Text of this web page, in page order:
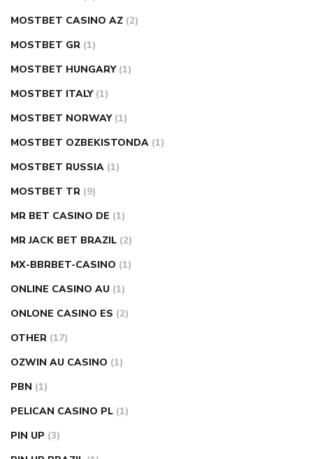
MOSTBET CASINO AZ (2)
MOSTBET GR (1)
MOSTBET HUNGARY (1)
MOSTBET ITALY (1)
MOSTBET NORWAY (1)
MOSTBET OZBEKISTONDA (1)
MOSTBET RUSSIA (1)
MOSTBET TR (9)
MR BET CASINO DE (1)
MR JACK BET BRAZIL (2)
MX-BBRBET-CASINO (1)
ONLINE CASINO AU (1)
ONLONE CASINO ES (2)
OTHER (17)
OZWIN AU CASINO (1)
PBN (1)
PELICAN CASINO PL (1)
PIN UP (3)